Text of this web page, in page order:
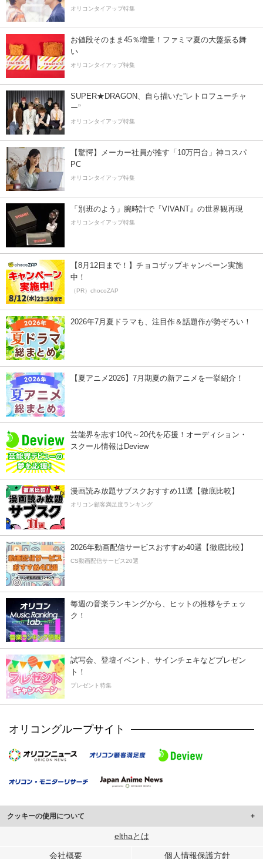
オリコンタイアップ特集
お値段そのまま45％増量！ファミマ夏の大盤振る舞
い
オリコンタイアップ特集
SUPER★DRAGON、自ら描いた”レトロフューチャ
ー”
オリコンタイアップ特集
【驚愕】メーカー社員が推す「10万円台」神コスパ
PC
オリコンタイアップ特集
「別班のよう」腕時計で『VIVANT』の世界観再現
オリコンタイアップ特集
【8月12日まで！】チョコザップキャンペーン実施
中！
（PR）chocoZAP
2026年7月夏ドラマも、注目作＆話題作が勢ぞろい！
【夏アニメ2026】7月期夏の新アニメを一挙紹介！
芸能界を志す10代～20代を応援！オーディション・
スクール情報はDeview
漫画読み放題サブスクおすすめ11選【徹底比較】
オリコン顧客満足度ランキング
2026年動画配信サービスおすすめ40選【徹底比較】
CS動画配信サービス20選
毎週の音楽ランキングから、ヒットの推移をチェッ
ク！
試写会、登壇イベント、サインチェキなどプレゼン
ト！
プレゼント特集
オリコングループサイト
クッキーの使用について
このサイトでは Cookie を使用して、ユーザーに合わせたコンテンツや広告の
行っています。
elthaとは
会社概要 個人情報保護方針